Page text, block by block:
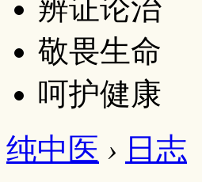
辨证论治
敬畏生命
呵护健康
纯中医 › 日志